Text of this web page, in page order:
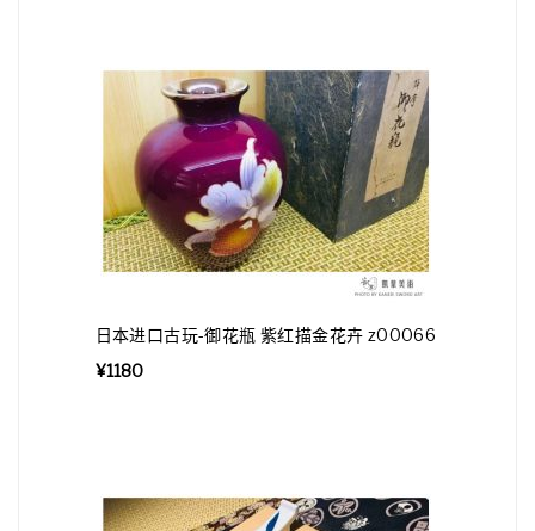
日本进口古玩-御花瓶 紫红描金花卉 z00066
¥1180